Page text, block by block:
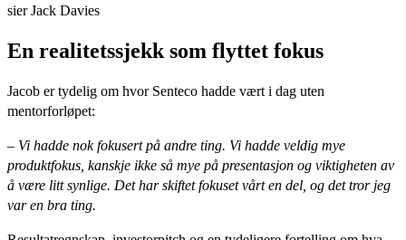
sierJack Davies
En realitetssjekk som flyttet fokus
Jacob er tydelig om hvor Senteco hadde vært i dag uten
mentorforløpet:
– Vi hadde nok fokusert på andre ting. Vi hadde veldig mye
produktfokus, kanskje ikke så mye på presentasjon og viktigheten av
å være litt synlige. Det har skiftet fokuset vårt en del, og det tror jeg
var en bra ting.